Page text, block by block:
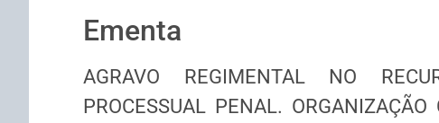
Ementa
AGRAVO REGIMENTAL NO
PROCESSUAL PENAL.